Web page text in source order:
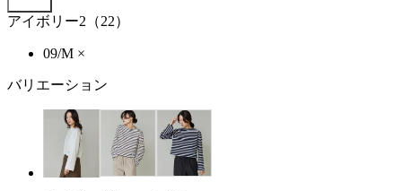
アイボリー2（22）
09/M ×
バリエーション